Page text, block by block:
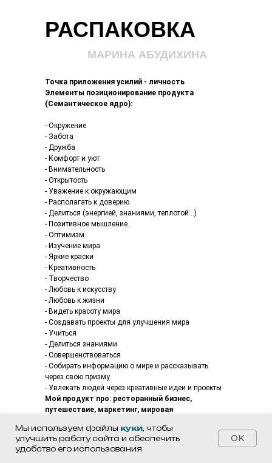
МАРИНА АБУДИХИНА
РАСПАКОВКА
Точка приложения усилий - личность
Элементы позиционирование продукта
(Семантическое ядро):
- Окружение
- Забота
- Дружба
- Комфорт и уют
- Внимательность
- Открытость
- Уважение к окружающим
- Располагать к доверию
- Делиться (энергией, знаниями, теплотой...)
- Позитивное мышление
- Оптимизм
- Изучение мира
- Яркие краски
- Креативность
- Творчество
- Любовь к искусству
- Любовь к жизни
- Видеть красоту мира
- Создавать проекты для улучшения мира
- Учиться
- Делиться знаниями
- Совершенствоваться
- Собирать информацию о мире и рассказывать
через свою призму
- Увлекать людей через креативные идеи и проекты
Мой продукт про: ресторанный бизнес,
путешествие, маркетинг, мировая
Мы используем файлы куки, чтобы
улучшить работу сайта и обеспечить
удобство его использования
OK